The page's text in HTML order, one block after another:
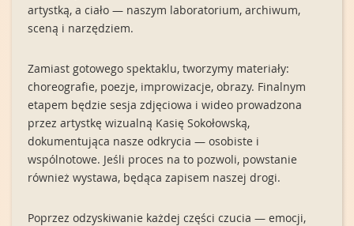
artystką, a ciało — naszym laboratorium, archiwum,
sceną i narzędziem.
Zamiast gotowego spektaklu, tworzymy materiały:
choreografie, poezje, improwizacje, obrazy. Finalnym
etapem będzie sesja zdjęciowa i wideo prowadzona
przez artystkę wizualną Kasię Sokołowską,
dokumentująca nasze odkrycia — osobiste i
wspólnotowe. Jeśli proces na to pozwoli, powstanie
również wystawa, będąca zapisem naszej drogi.
Poprzez odzyskiwanie każdej części czucia — emocji,